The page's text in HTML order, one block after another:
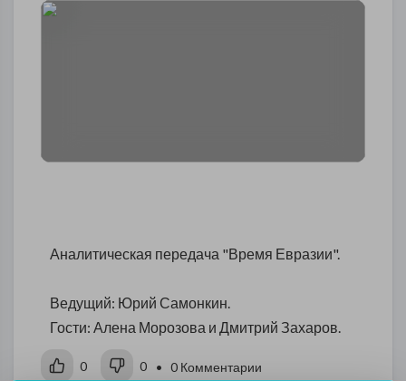
Аналитическая передача "Время Евразии".
Ведущий: Юрий Самонкин.
Гости: Алена Морозова и Дмитрий Захаров.
0 0 • 0 Комментарии